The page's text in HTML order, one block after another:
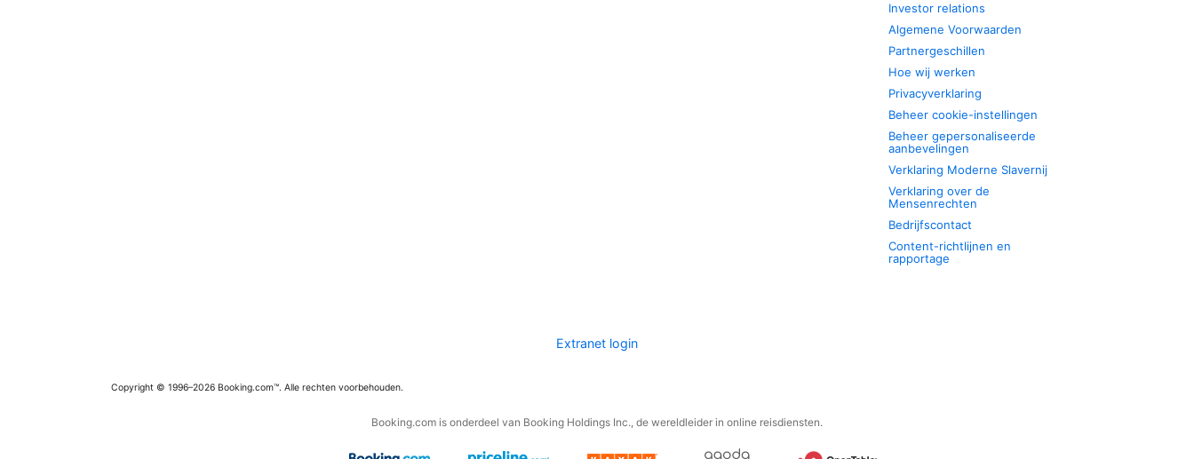
Investor relations
Algemene Voorwaarden
Partnergeschillen
Hoe wij werken
Privacyverklaring
Beheer cookie-instellingen
Beheer gepersonaliseerde
aanbevelingen
Verklaring Moderne Slavernij
Verklaring over de
Mensenrechten
Bedrijfscontact
Content-richtlijnen en
rapportage
Extranet login
Copyright © 1996–2026 Booking.com™. Alle rechten voorbehouden.
Booking.com is onderdeel van Booking Holdings Inc., de wereldleider in online reisdiensten.